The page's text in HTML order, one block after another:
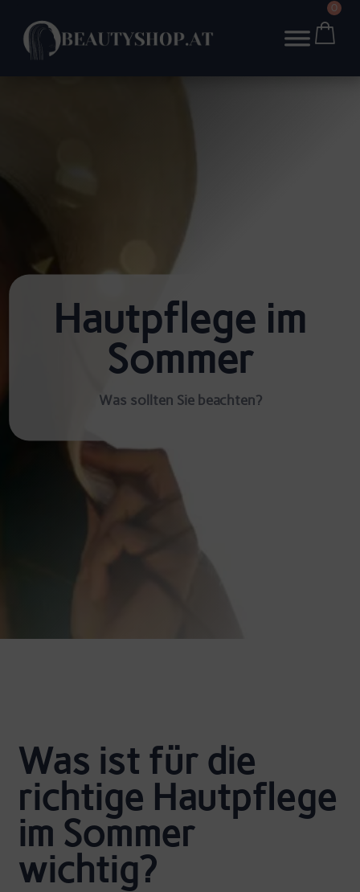
0
Hautpflege im
Sommer
Was sollten Sie beachten?
Was ist für die
richtige Hautpflege
im Sommer
wichtig?